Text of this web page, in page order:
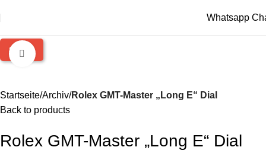
Whatsapp
SOLDClick to enlarge
Startseite Archiv Rolex GMT-Master „Long E“ Dial
Back to products
Rolex GMT-Master „Long E“ Dial